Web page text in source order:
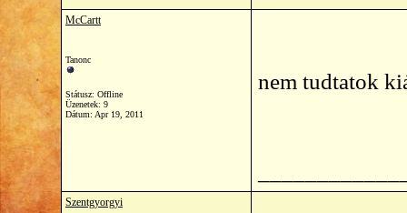
McCartt
Tanonc
Státusz: Offline
Üzenetek: 9
Dátum: Apr 19, 2011
nem tudtatok
Szentgyorgyi